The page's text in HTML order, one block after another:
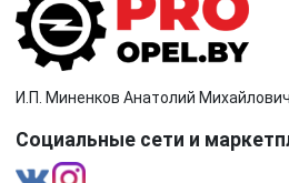
И.П. Миненков Анатолий
Социальные сети и